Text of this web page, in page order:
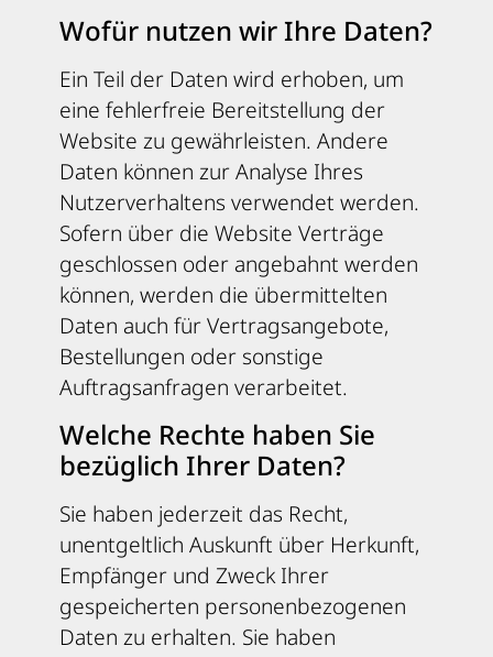
Wofür nutzen wir Ihre Daten?
Ein Teil der Daten wird erhoben, um
eine fehlerfreie Bereitstellung der
Website zu gewährleisten. Andere
Daten können zur Analyse Ihres
Nutzerverhaltens verwendet werden.
Sofern über die Website Verträge
geschlossen oder angebahnt werden
können, werden die übermittelten
Daten auch für Vertragsangebote,
Bestellungen oder sonstige
Auftragsanfragen verarbeitet.
Welche Rechte haben Sie
bezüglich Ihrer Daten?
Sie haben jederzeit das Recht,
unentgeltlich Auskunft über Herkunft,
Empfänger und Zweck Ihrer
gespeicherten personenbezogenen
Daten zu erhalten. Sie haben